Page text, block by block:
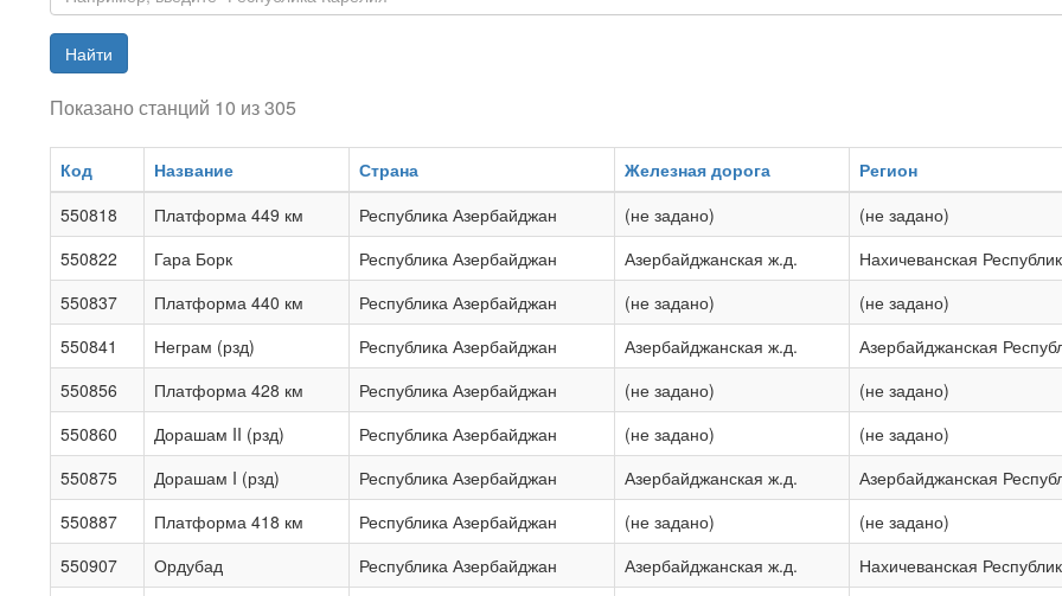
Найти
Показано станций 10 из 305
Код Название Страна Железная дорога
Регион
550818
Платформа 449 км Республика Азербайджан (не задано)
(не задано)
550822
Гара Борк Республика Азербайджан Азербайджанская ж.д.
Нахичеванская
550837
Платформа 440 км Республика Азербайджан (не задано)
(не задано)
550841
Неграм (рзд) Республика Азербайджан Азербайджанская ж.д.
Азербайджанская
550856
Платформа 428 км Республика Азербайджан (не задано)
(не задано)
550860
Дорашам II (рзд) Республика Азербайджан (не задано)
(не задано)
550875
Дорашам I (рзд) Республика Азербайджан Азербайджанская ж.д.
Азербайджанская
550887
Платформа 418 км Республика Азербайджан (не задано)
(не задано)
550907
Ордубад Республика Азербайджан Азербайджанская ж.д.
Нахичеванская